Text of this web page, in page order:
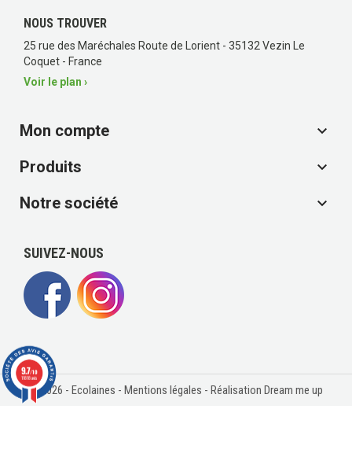
NOUS TROUVER
25 rue des Maréchales Route de Lorient - 35132 Vezin Le
Coquet - France
Voir le plan ›
Mon compte

Produits

Notre société

SUIVEZ-NOUS
© 2026 - Ecolaines - Mentions légales - Réalisation Dream me up
9.7/10
11818 avis